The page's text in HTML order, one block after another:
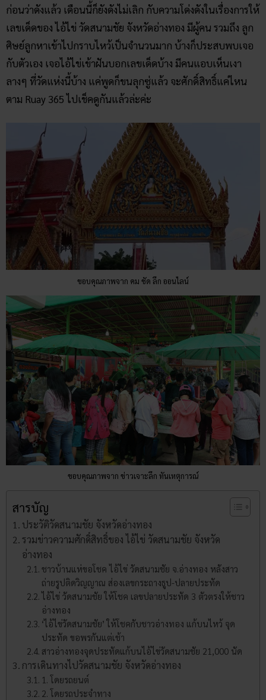
ก่อนว่าดังแล้ว เดือนนี้ก็ยังดังไม่เลิก กับความโด่งดังในเรื่องการให้
เลขเด็ดของ ไอ้ไข่ วัดสนามชัย จังหวัดอ่างทอง มีผู้คน รวมถึง ลูก
ศิษย์ลูกหาเข้าไปกราบไหว้เป็นจำนวนมาก บ้างก็ประสบพบเจอ
กับตัวเอง เจอไอ้ไข่เข้าฝันบอกเลขเด็ดบ้าง มีคนแอบเห็นเงา
ลางๆ ที่วัดแห่งนี้บ้าง แค่พูดก็ขนลุกซู่แล้ว จะศักดิ์สิทธิ์แค่ไหน
ตาม Ruay 365 ไปเช็คดูกันแล้วล่ะค่ะ
ขอบคุณภาพจาก คม ชัด ลึก ออนไลน์
ขอบคุณภาพจาก ข่าวเจาะลึก ทันเหตุการณ์
สารบัญ
ประวัติวัดสนามชัย จังหวัดอ่างทอง
รวมข่าวความศักดิ์สิทธิ์ของ ไอ้ไข่ วัดสนามชัย จังหวัด
อ่างทอง
ชาวบ้านแห่ขอโชค ไอ้ไข่ วัดสนามชัย จ.อ่างทอง หลังสาว
ถ่ายรูปติดวิญญาณ ส่องเลขกระถางธูป-ปลายประทัด
ไอ้ไข่ วัดสนามชัย ให้โชค เลขปลายประทัด 3 ตัวตรงให้ชาว
อ่างทอง
‘ไอ้ไข่วัดสนามชัย’ ให้โชคกับชาวอ่างทอง แก้บนไหว้ จุด
ประทัด ขอพรกันแต่เช้า
สาวอ่างทองจุดประทัดแก้บนไอ้ไข่วัดสนามชัย 21,000 นัด
การเดินทางไปวัดสนามชัย จังหวัดอ่างทอง
1. โดยรถยนต์
2. โดยรถประจำทาง